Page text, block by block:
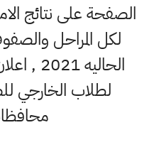
الصفحة على نتائج
لكل المراحل
لطلاب الخارجي